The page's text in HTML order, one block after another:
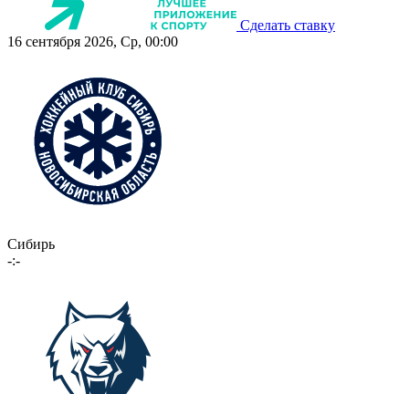
Сделать ставку
16 сентября 2026, Ср, 00:00
Сибирь
-:-